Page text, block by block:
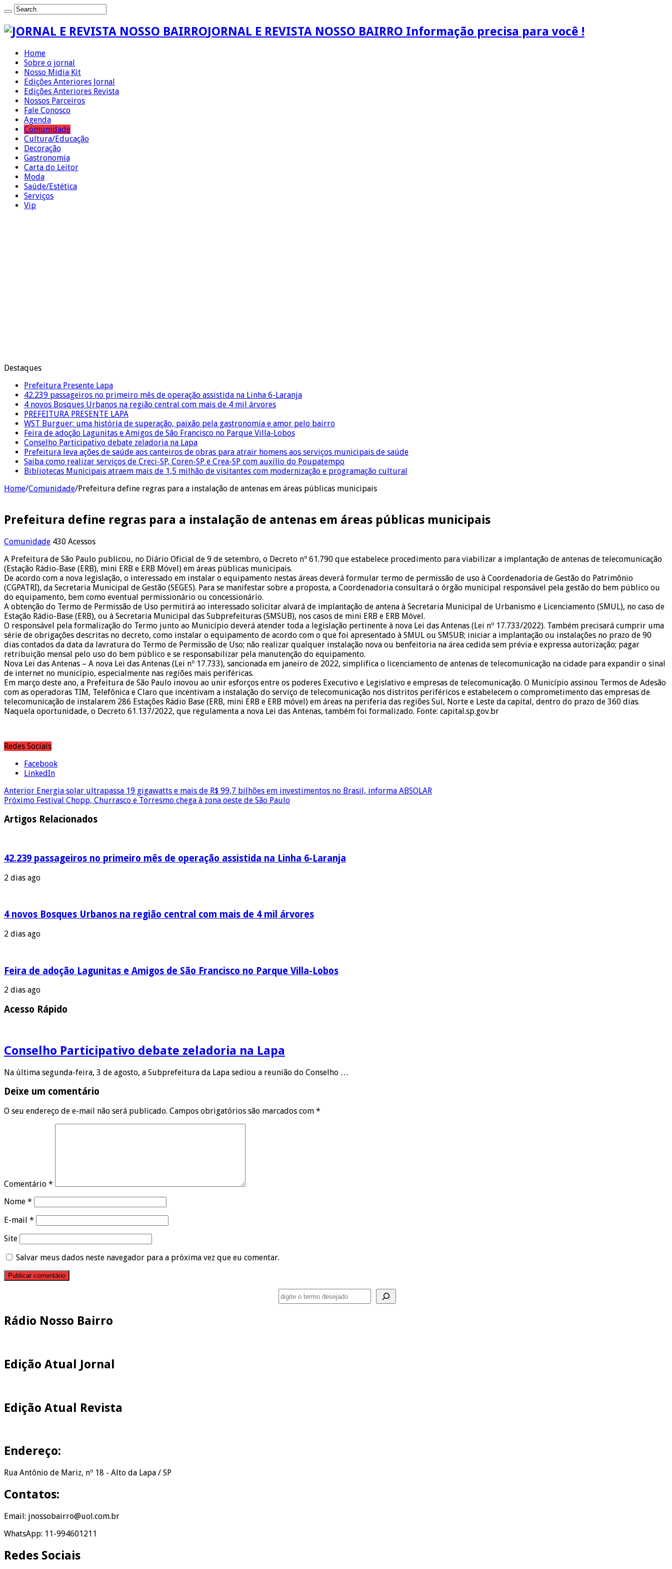
JORNAL E REVISTA NOSSO BAIRRO Informação precisa para você !
Home
Sobre o jornal
Nosso Midia Kit
Edições Anteriores Jornal
Edições Anteriores Revista
Nossos Parceiros
Fale Conosco
Agenda
Comunidade
Cultura/Educação
Decoração
Gastronomia
Carta do Leitor
Moda
Saúde/Estética
Serviços
Vip
Destaques
Prefeitura Presente Lapa
42.239 passageiros no primeiro mês de operação assistida na Linha 6-Laranja
4 novos Bosques Urbanos na região central com mais de 4 mil árvores
PREFEITURA PRESENTE LAPA
WST Burguer: uma história de superação, paixão pela gastronomia e amor pelo bairro
Feira de adoção Lagunitas e Amigos de São Francisco no Parque Villa-Lobos
Conselho Participativo debate zeladoria na Lapa
Prefeitura leva ações de saúde aos canteiros de obras para atrair homens aos serviços municipais de saúde
Saiba como realizar serviços de Creci-SP, Coren-SP e Crea-SP com auxílio do Poupatempo
Bibliotecas Municipais atraem mais de 1,5 milhão de visitantes com modernização e programação cultural
Home/Comunidade/Prefeitura define regras para a instalação de antenas em áreas públicas municipais
Prefeitura define regras para a instalação de antenas em áreas públicas municipais
Comunidade 430 Acessos
A Prefeitura de São Paulo publicou, no Diário Oficial de 9 de setembro, o Decreto nº 61.790 que estabelece procedimento para viabilizar a implantação de antenas de telecomunicação
(Estação Rádio-Base (ERB), mini ERB e ERB Móvel) em áreas públicas municipais.
De acordo com a nova legislação, o interessado em instalar o equipamento nestas áreas deverá formular termo de permissão de uso à Coordenadoria de Gestão do Patrimônio
(CGPATRI), da Secretaria Municipal de Gestão (SEGES). Para se manifestar sobre a proposta, a Coordenadoria consultará o órgão municipal responsável pela gestão do bem público ou
do equipamento, bem como eventual permissionário ou concessionário.
A obtenção do Termo de Permissão de Uso permitirá ao interessado solicitar alvará de implantação de antena à Secretaria Municipal de Urbanismo e Licenciamento (SMUL), no caso de
Estação Rádio-Base (ERB), ou à Secretaria Municipal das Subprefeituras (SMSUB), nos casos de mini ERB e ERB Móvel.
O responsável pela formalização do Termo junto ao Município deverá atender toda a legislação pertinente à nova Lei das Antenas (Lei nº 17.733/2022). Também precisará cumprir uma
série de obrigações descritas no decreto, como instalar o equipamento de acordo com o que foi apresentado à SMUL ou SMSUB; iniciar a implantação ou instalações no prazo de 90
dias contados da data da lavratura do Termo de Permissão de Uso; não realizar qualquer instalação nova ou benfeitoria na área cedida sem prévia e expressa autorização; pagar
retribuição mensal pelo uso do bem público e se responsabilizar pela manutenção do equipamento.
Nova Lei das Antenas – A nova Lei das Antenas (Lei nº 17.733), sancionada em janeiro de 2022, simplifica o licenciamento de antenas de telecomunicação na cidade para expandir o sinal
de internet no município, especialmente nas regiões mais periféricas.
Em março deste ano, a Prefeitura de São Paulo inovou ao unir esforços entre os poderes Executivo e Legislativo e empresas de telecomunicação. O Município assinou Termos de Adesão
com as operadoras TIM, Telefônica e Claro que incentivam a instalação do serviço de telecomunicação nos distritos periféricos e estabelecem o comprometimento das empresas de
telecomunicação de instalarem 286 Estações Rádio Base (ERB, mini ERB e ERB móvel) em áreas na periferia das regiões Sul, Norte e Leste da capital, dentro do prazo de 360 dias.
Naquela oportunidade, o Decreto 61.137/2022, que regulamenta a nova Lei das Antenas, também foi formalizado. Fonte: capital.sp.gov.br
Redes Sociais
Facebook
LinkedIn
Anterior Energia solar ultrapassa 19 gigawatts e mais de R$ 99,7 bilhões em investimentos no Brasil, informa ABSOLAR
Próximo Festival Chopp, Churrasco e Torresmo chega à zona oeste de São Paulo
Artigos Relacionados
42.239 passageiros no primeiro mês de operação assistida na Linha 6-Laranja
2 dias ago
4 novos Bosques Urbanos na região central com mais de 4 mil árvores
2 dias ago
Feira de adoção Lagunitas e Amigos de São Francisco no Parque Villa-Lobos
2 dias ago
Acesso Rápido
Conselho Participativo debate zeladoria na Lapa
Na última segunda-feira, 3 de agosto, a Subprefeitura da Lapa sediou a reunião do Conselho …
Deixe um comentário
O seu endereço de e-mail não será publicado. Campos obrigatórios são marcados com *
Comentário *
Nome *
E-mail *
Site
Salvar meus dados neste navegador para a próxima vez que eu comentar.
Rádio Nosso Bairro
Edição Atual Jornal
Edição Atual Revista
Endereço:
Rua Antônio de Mariz, nº 18 - Alto da Lapa / SP
Contatos:
Email: jnossobairro@uol.com.br
WhatsApp: 11-994601211
Redes Sociais